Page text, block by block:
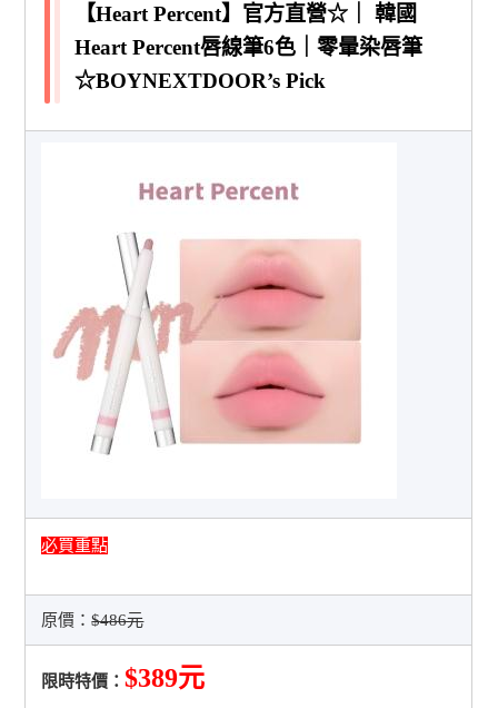
【Heart Percent】官方直營☆｜ 韓國
Heart Percent唇線筆6色｜零暈染唇筆
☆BOYNEXTDOOR’s Pick
必買重點
原價：$486元
限時特價：$389元